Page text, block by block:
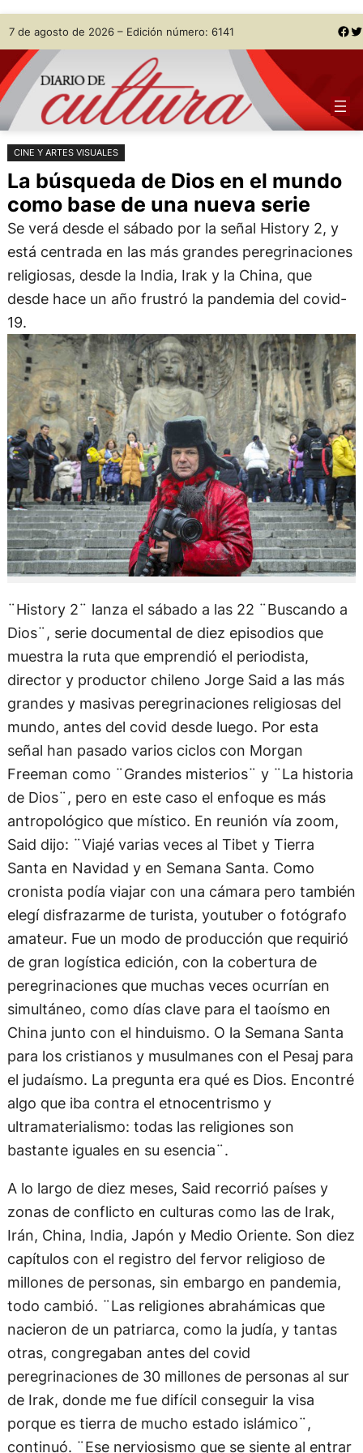
Saltar
al
contenido
Skip
to
content
7 de agosto de 2026 – Edición número: 6141 Facebook Twitter
CINE Y ARTES VISUALES
La búsqueda de Dios en el mundo
como base de una nueva serie
Se verá desde el sábado por la señal History 2, y
está centrada en las más grandes peregrinaciones
religiosas, desde la India, Irak y la China, que
desde hace un año frustró la pandemia del covid-
19.
¨History 2¨ lanza el sábado a las 22 ¨Buscando a
Dios¨, serie documental de diez episodios que
muestra la ruta que emprendió el periodista,
director y productor chileno Jorge Said a las más
grandes y masivas peregrinaciones religiosas del
mundo, antes del covid desde luego. Por esta
señal han pasado varios ciclos con Morgan
Freeman como ¨Grandes misterios¨ y ¨La historia
de Dios¨, pero en este caso el enfoque es más
antropológico que místico. En reunión vía zoom,
Said dijo: ¨Viajé varias veces al Tibet y Tierra
Santa en Navidad y en Semana Santa. Como
cronista podía viajar con una cámara pero también
elegí disfrazarme de turista, youtuber o fotógrafo
amateur. Fue un modo de producción que requirió
de gran logística edición, con la cobertura de
peregrinaciones que muchas veces ocurrían en
simultáneo, como días clave para el taoísmo en
China junto con el hinduismo. O la Semana Santa
para los cristianos y musulmanes con el Pesaj para
el judaísmo. La pregunta era qué es Dios. Encontré
algo que iba contra el etnocentrismo y
ultramaterialismo: todas las religiones son
bastante iguales en su esencia¨.
A lo largo de diez meses, Said recorrió países y
zonas de conflicto en culturas como las de Irak,
Irán, China, India, Japón y Medio Oriente. Son diez
capítulos con el registro del fervor religioso de
millones de personas, sin embargo en pandemia,
todo cambió. ¨Las religiones abrahámicas que
nacieron de un patriarca, como la judía, y tantas
otras, congregaban antes del covid
peregrinaciones de 30 millones de personas al sur
de Irak, donde me fue difícil conseguir la visa
porque es tierra de mucho estado islámico¨,
continuó. ¨Ese nerviosismo que se siente al entrar